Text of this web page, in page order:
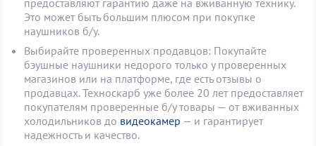
Это может быть большим плюсом при покупке
наушников б/у.
Выбирайте проверенных продавцов: Покупайте
бэушные наушники недорого только у проверенных
магазинов или на платформе, где есть отзывы о
продавцах. Техноскарб уже более 20 лет предоставляет
покупателям проверенные б/у товары — от вживанных
холодильников до видеокамер — и гарантирует
надежность и качество.